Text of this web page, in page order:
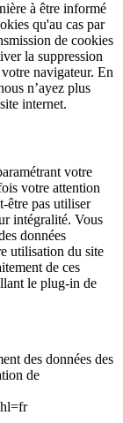
à être informé
qu'au cas par
de cookies
la suppression
navigateur. En
n’ayez plus
internet.
votre
votre attention
être pas utiliser
intégralité. Vous
données
utilisation du site
de ces
le plug-in de
des données des
de